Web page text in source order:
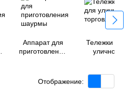
Аппарат для
приготовления
Тележки для
уличной
Отображение: